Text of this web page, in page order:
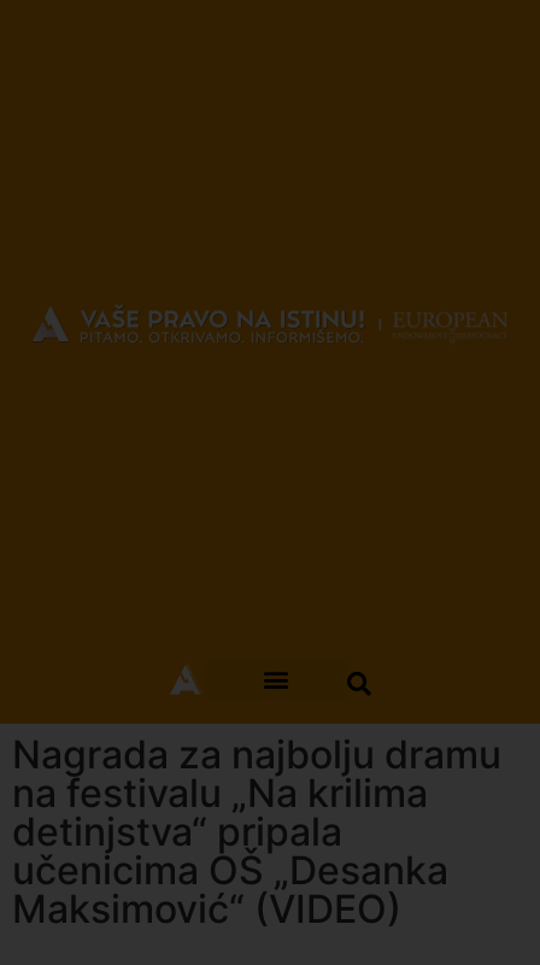
Nagrada za najbolju dramu
na festivalu „Na krilima
detinjstva“ pripala
učenicima OŠ „Desanka
Maksimović“ (VIDEO)